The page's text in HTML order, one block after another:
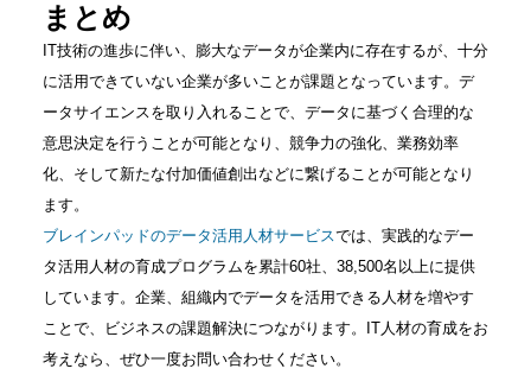
まとめ
IT技術の進歩に伴い、膨大なデータが企業内に存在するが、十分
に活用できていない企業が多いことが課題となっています。デ
ータサイエンスを取り入れることで、データに基づく合理的な
意思決定を行うことが可能となり、競争力の強化、業務効率
化、そして新たな付加価値創出などに繋げることが可能となり
ます。
ブレインパッドのデータ活用人材サービスでは、実践的なデー
タ活用人材の育成プログラムを累計60社、38,500名以上に提供
しています。企業、組織内でデータを活用できる人材を増やす
ことで、ビジネスの課題解決につながります。IT人材の育成をお
考えなら、ぜひ一度お問い合わせください。